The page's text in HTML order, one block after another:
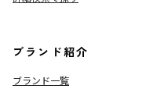
ブランド紹介
ブランド一覧